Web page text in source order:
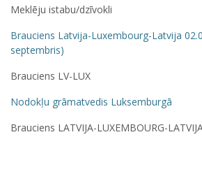
Meklēju istabu/dzīvokli
Brauciens Latvija-Luxembourg-Latvija
septembris)
Brauciens LV-LUX
Nodokļu grāmatvedis Luksemburgā
Brauciens LATVIJA-LUXEMBOURG-